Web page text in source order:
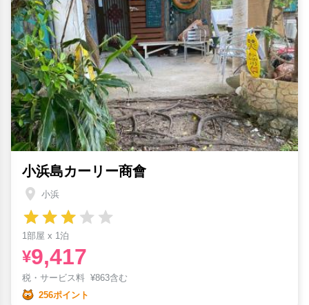
小浜島カーリー商會
小浜
1部屋 x 1泊
¥9,417
税・サービス料 ¥863含む
256ポイント